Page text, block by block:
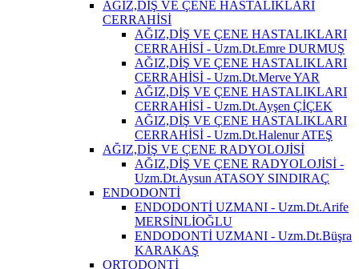
AĞIZ,DİŞ VE ÇENE HASTALIKLARI
CERRAHİSİ
AĞIZ,DİŞ VE ÇENE HASTALIKLARI
CERRAHİSİ - Uzm.Dt.Emre DURMUŞ
AĞIZ,DİŞ VE ÇENE HASTALIKLARI
CERRAHİSİ - Uzm.Dt.Merve YAR
AĞIZ,DİŞ VE ÇENE HASTALIKLARI
CERRAHİSİ - Uzm.Dt.Ayşen ÇİÇEK
AĞIZ,DİŞ VE ÇENE HASTALIKLARI
CERRAHİSİ - Uzm.Dt.Halenur ATEŞ
AĞIZ,DİŞ VE ÇENE RADYOLOJİSİ
AĞIZ,DİŞ VE ÇENE RADYOLOJİSİ -
Uzm.Dt.Aysun ATASOY SINDIRAÇ
ENDODONTİ
ENDODONTİ UZMANI - Uzm.Dt.Arife
MERSİNLİOĞLU
ENDODONTİ UZMANI - Uzm.Dt.Büşra
KARAKAŞ
ORTODONTİ